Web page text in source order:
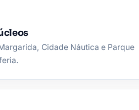
Cidade Náutica e Parque